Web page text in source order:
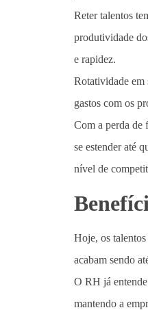
Reter talentos
produtividade
e rapidez.
Rotatividade em
gastos com os
Com a perda de
se estender até
nível de
Hoje, os
acabam sendo
O RH já
mantendo a